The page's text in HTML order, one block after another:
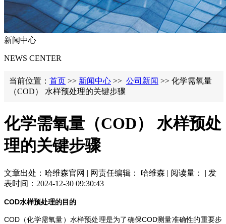
新闻中心
NEWS CENTER
当前位置： 首页 >> 新闻中心 >> 公司新闻 >> 化学需氧量
（COD） 水样预处理的关键步骤
化学需氧量（COD） 水样预处
理的关键步骤
文章出处：哈维森官网 | 网责任编辑： 哈维森 | 阅读量：
| 发
表时间：2024-12-30 09:30:43
COD水样预处理的目的
COD（化学需氧量）水样预处理是为了确保COD测量准确性的重要步